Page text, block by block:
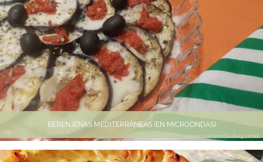
BERENJENAS MEDITERRÁNEAS (EN MICROONDAS)